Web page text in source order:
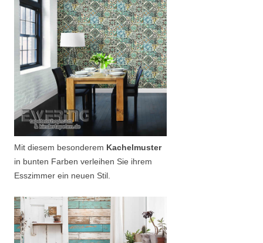
Mit diesem besonderem Kachelmuster
in bunten Farben verleihen Sie ihrem
Esszimmer ein neuen Stil.